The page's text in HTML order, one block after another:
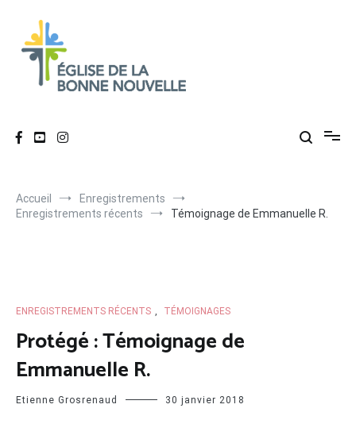
contenu
Accueil
Enregistrements
Enregistrements récents
Témoignage de Emmanuelle R.
ENREGISTREMENTS RÉCENTS , TÉMOIGNAGES
Protégé : Témoignage de
Emmanuelle R.
Etienne Grosrenaud 30 janvier 2018